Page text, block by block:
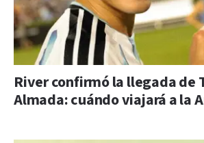
River confirmó la llegada de
Almada: cuándo viajará a la